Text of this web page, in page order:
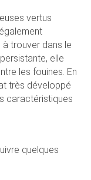
vertus
à trouver dans le
elle
les fouines. En
très développé
caractéristiques
quelques